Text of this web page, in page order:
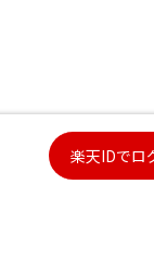
楽天IDでロ